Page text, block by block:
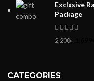
Exclusive
Package
2,200৳
CATEGORIES